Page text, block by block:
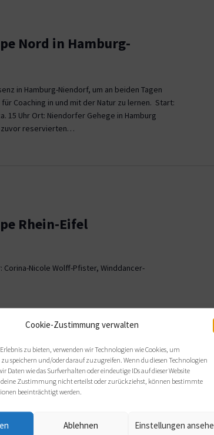
Cookie-Zustimmung verwalten
zu bieten, verwenden wir Technologien wie Cookies, um
speichern und/oder darauf zuzugreifen. Wenn du diesen Technologien
Daten wie das Surfverhalten oder eindeutige IDs auf dieser Website
deine Zustimmung nicht erteilst oder zurückziehst, können bestimmte
beeinträchtigt werden.
Ablehnen Einstellungen
Nord in Hamburg-
in Hamburg-Niendorf, um an beiden Tagen
Coaching in und mit der Natur zu lernen. Start:
15 Uhr Ort: Niendorfer Gehege in Hamburg
zuvor reservierten…
Rhein-Eifel
Nicole Wolff-Pfister, Winddancer-
OWL
im Haus Nazareth an folgenden Terminen: Di,